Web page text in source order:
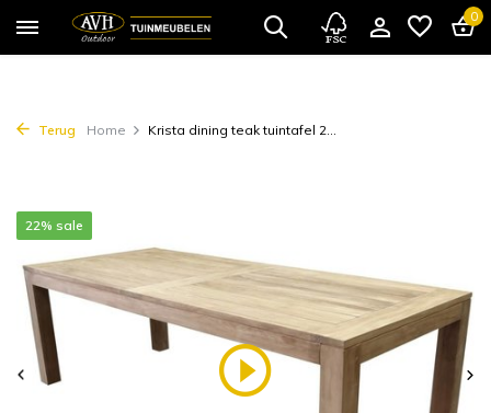
0
Terug Home Krista dining teak tuintafel 2...
22% sale